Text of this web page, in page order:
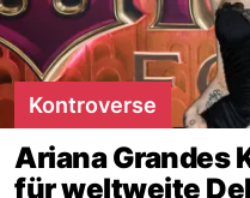
Kontroverse
Ariana Grandes
für weltweite